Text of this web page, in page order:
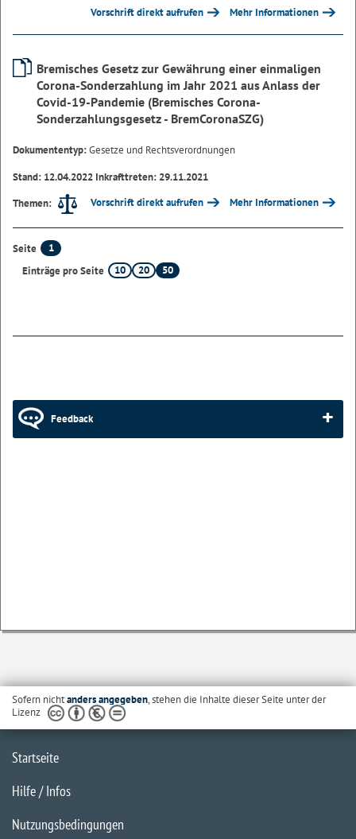
Vorschrift direkt aufrufen Mehr Informationen
Bremisches Gesetz zur Gewährung einer einmaligen
Corona-Sonderzahlung im Jahr 2021 aus Anlass der
Covid-19-Pandemie (Bremisches Corona-
Sonderzahlungsgesetz - BremCoronaSZG)
Dokumententyp:Gesetze und Rechtsverordnungen
Stand: 12.04.2022 Inkrafttreten: 29.11.2021
Themen:
Vorschrift direkt aufrufen Mehr Informationen
Seite
1
Einträge pro Seite
10 20 50
Feedback
Sofern nichtanders angegeben, stehen die Inhalte dieser Seite unter der
Lizenz
Startseite
Hilfe / Infos
Nutzungsbedingungen